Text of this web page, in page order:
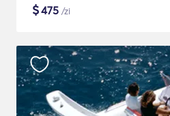
$475 /zi